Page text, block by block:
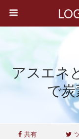
アスエネ
で
共有